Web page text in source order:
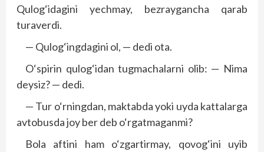
Qulog‘idagini yechmay, bezraygancha qarab
turaverdi.
— Qulog‘ingdagini ol, — dedi ota.
O‘spirin qulog‘idan tugmachalarni olib: — Nima
deysiz? — dedi.
— Tur o‘rningdan, maktabda yoki uyda kattalarga
avtobusda joy ber deb o‘rgatmaganmi?
Bola aftini ham o‘zgartirmay, qovog‘ini uyib